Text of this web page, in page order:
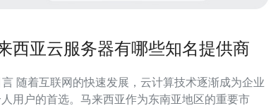
西亚云服务器有哪些知名提供商
技术逐渐成为企业
用户的首选。马来西亚作为东南亚地区的重要市